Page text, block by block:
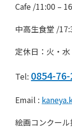
Cafe /11:00 –
中高生食堂 /
定休日：火・
Tel: 0854-
Email :
絵画コンクー